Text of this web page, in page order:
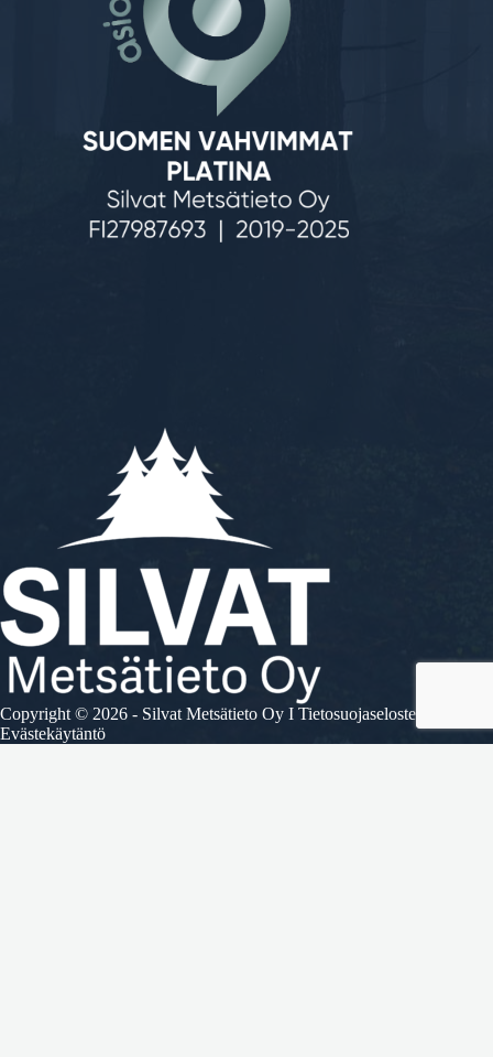
Copyright © 2026 - Silvat Metsätieto Oy I Tietosuojaseloste
Evästekäytäntö